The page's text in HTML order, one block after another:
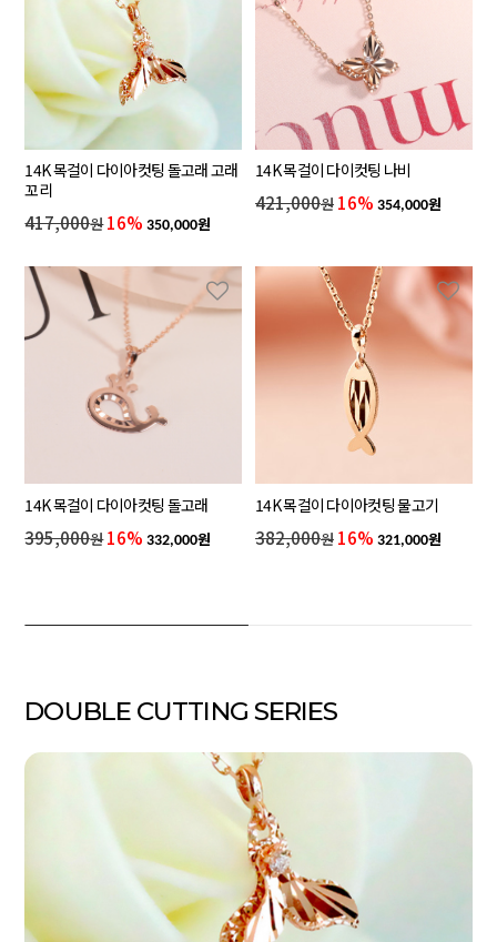
14K 목걸이 다이아컷팅 돌고래 고래
꼬리
417,000원16% 350,000원
14K 목걸이 다이컷팅 나비
421,000원 16% 354,000원
14K 목걸이 다이아컷팅 돌고래
395,000원16% 332,000원
14K 목걸이 다이아컷팅 물고기
382,000원 16% 321,000원
DOUBLE CUTTING SERIES